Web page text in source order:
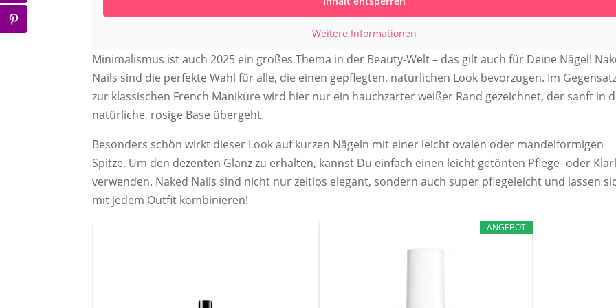
Weitere Informationen
Minimalismus ist auch 2025 ein großes Thema in der Beauty-Welt – das gilt auch für Deine Nägel!
Nails sind die perfekte Wahl für alle, die einen gepflegten, natürlichen Look bevorzugen. Im
zur klassischen French Maniküre wird hier nur ein hauchzarter weißer Rand gezeichnet, der sanft in
natürliche, rosige Base übergeht.
Besonders schön wirkt dieser Look auf kurzen Nägeln mit einer leicht ovalen oder mandelförmigen
Spitze. Um den dezenten Glanz zu erhalten, kannst Du einfach einen leicht getönten Pflege- oder
verwenden. Naked Nails sind nicht nur zeitlos elegant, sondern auch super pflegeleicht und lassen
mit jedem Outfit kombinieren!
ANGEBOT